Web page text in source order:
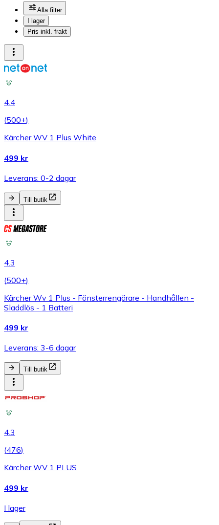
Alla filter
I lager
Pris inkl. frakt
4.4
(500+)
Kärcher WV 1 Plus White
499 kr
Leverans: 0-2 dagar
Till butik
4.3
(500+)
Kärcher Wv 1 Plus - Fönsterrengörare - Handhållen -
Sladdlös - 1 Batteri
499 kr
Leverans: 3-6 dagar
Till butik
4.3
(476)
Kärcher WV 1 PLUS
499 kr
I lager